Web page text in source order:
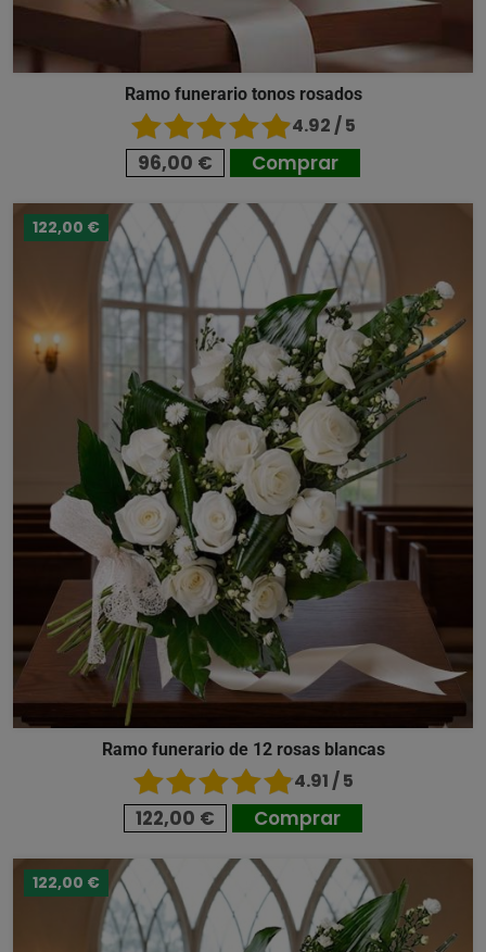
Ramo funerario tonos rosados
4.92 / 5
96,00 € Comprar
122,00 €
Ramo funerario de 12 rosas blancas
4.91 / 5
122,00 € Comprar
122,00 €